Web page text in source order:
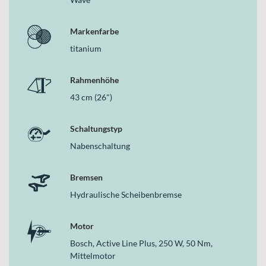
StVZO-konforme Ausstattung mit integriertem Lichtsystem
MIK-Gepäckträger für flexible Transportlösungen
Das FALTER E 9.0 FL 400 verbindet alltagstaugliche Ausstattung,
komfortorientierte Geometrie und bewährte Bosch-
E-Bike, das Dich zuverlässig durch den Stadtverkehr bringt, Dir auf
Touren Sicherheit vermittelt und dabei auf wartungsarme
Komponenten setzt. So wird jede Fahrt im Bereich der E-Citybikes
Markenfarbe
titanium
Rahmenhöhe
43 cm (26")
Schaltungstyp
Nabenschaltung
Bremsen
Hydraulische Scheibenbremse
Motor
Bosch, Active Line Plus, 250 W, 50 Nm,
Mittelmotor